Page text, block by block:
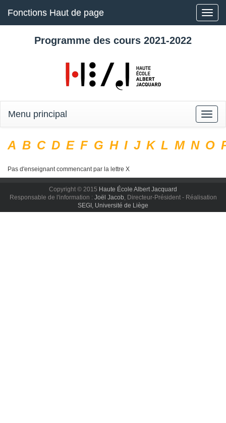
Toggle
Fonctions Haut de page
Programme des cours 2021-2022
Toggle
Menu principal
A B C D E F G H I J K L M N O
Pas d'enseignant commencant par la lettre X
Copyright © 2015 Haute École Albert Jacquard
Responsable de l'information : Joël Jacob, Directeur-Président - Réalisation
SEGI, Université de Liège